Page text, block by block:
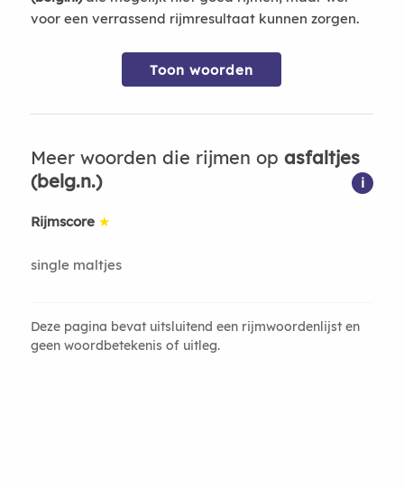
voor een verrassend rijmresultaat kunnen zorgen.
Toon woorden
Meer woorden die rijmen op asfaltjes
(belg.n.)
i
Rijmscore ★
single maltjes
Deze pagina bevat uitsluitend een rijmwoordenlijst en
geen woordbetekenis of uitleg.